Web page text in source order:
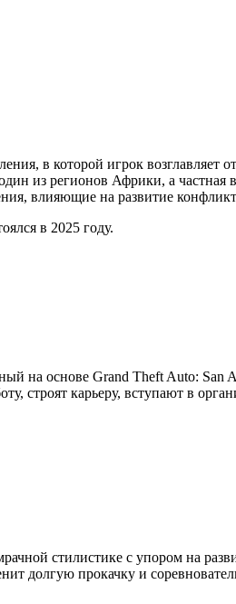
в которой игрок возглавляет
из регионов Африки, а частная
влияющие на развитие
в 2025 году.
на основе Grand Theft Auto:
строят карьеру, вступают в
стилистике с упором на
долгую прокачку и